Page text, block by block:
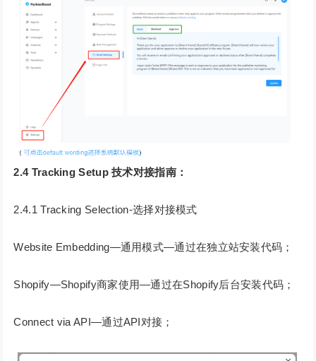
2.4 Tracking Setup 技术对接指南：
2.4.1 Tracking Selection-选择对接模式
Website Embedding—通用模式—通过在独立站安装代码；
Shopify—Shopify商家使用—通过在Shopify后台安装代码；
Connect via API—通过API对接；